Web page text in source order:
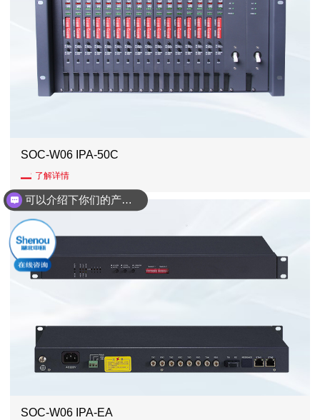
SOC-W06 IPA-50C
了解详情
SOC-W06 IPA-EA
你们是怎么收费的呢？